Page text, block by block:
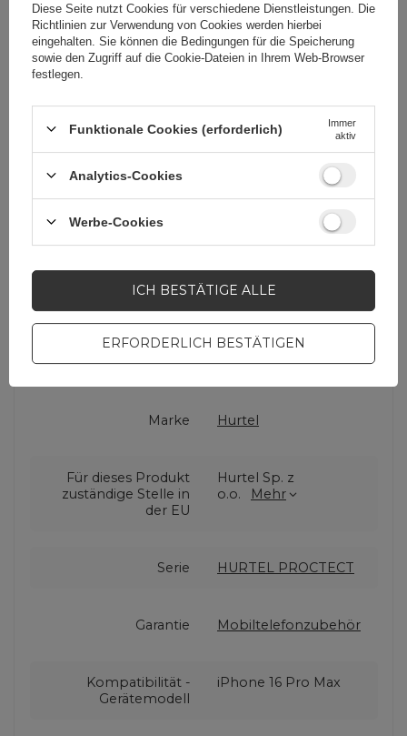
Perfekte Passform und
Komfort
Dank präziser Ausschnitte bietet das
vollen Zugriff auf alle Funktionen Ihres
Telefons. Ob Sie Ihre Kopfhörer
anschließen, Ihr Gerät aufladen oder
ein Foto machen möchten, die Hülle
stellt kein Hindernis dar.
Cena sugerowana 2,33 EUR / Stk
Marke Hurtel
Für dieses Produkt
zuständige Stelle in
der EU
Hurtel Sp. z
o.o.
Mehr
Serie HURTEL PROCTECT
Garantie Mobiltelefonzubehör
Kompatibilität -
Gerätemodell
iPhone 16 Pro Max
Diese Seite nutzt Cookies für verschiedene Dienstleistungen. Die
Richtlinien zur Verwendung von Cookies werden hierbei
eingehalten. Sie können die Bedingungen für die Speicherung
sowie den Zugriff auf die Cookie-Dateien in Ihrem Web-Browser
festlegen.
Funktionale Cookies (erforderlich)
Immer
aktiv
Analytics-Cookies
Werbe-Cookies
ERFORDERLICH BESTÄTIGEN
ICH BESTÄTIGE ALLE